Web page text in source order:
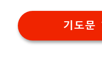
기도문